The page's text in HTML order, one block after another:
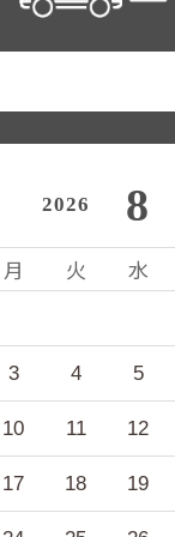
2026 8
月 火 水
3 4 5
10 11 12
17 18 19